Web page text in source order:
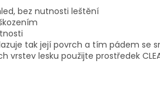
bez nutnosti leštění
tak její povrch a tím pádem se
lesku použijte prostředek